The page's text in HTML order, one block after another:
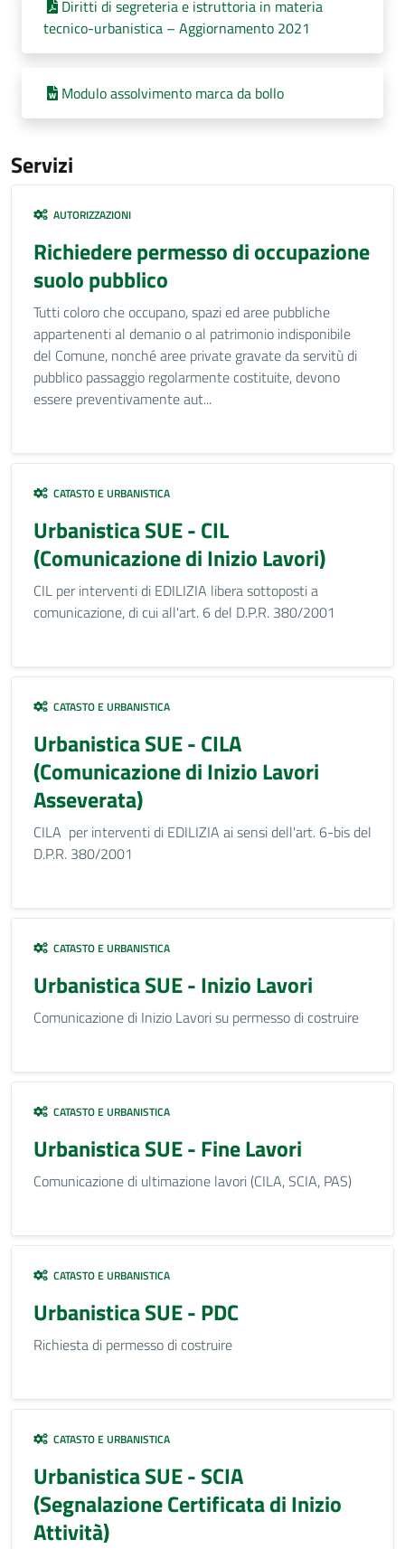
Diritti di segreteria e istruttoria in materia
tecnico-urbanistica – Aggiornamento 2021
Modulo assolvimento marca da bollo
Servizi
AUTORIZZAZIONI
Richiedere permesso di occupazione
suolo pubblico
Tutti coloro che occupano, spazi ed aree pubbliche
appartenenti al demanio o al patrimonio indisponibile
del Comune, nonché aree private gravate da servitù di
pubblico passaggio regolarmente costituite, devono
essere preventivamente aut...
CATASTO E URBANISTICA
Urbanistica SUE - CIL
(Comunicazione di Inizio Lavori)
CIL per interventi di EDILIZIA libera sottoposti a
comunicazione, di cui all'art. 6 del D.P.R. 380/2001
CATASTO E URBANISTICA
Urbanistica SUE - CILA
(Comunicazione di Inizio Lavori
Asseverata)
CILA per interventi di EDILIZIA ai sensi dell'art. 6-bis del
D.P.R. 380/2001
CATASTO E URBANISTICA
Urbanistica SUE - Inizio Lavori
Comunicazione di Inizio Lavori su permesso di costruire
CATASTO E URBANISTICA
Urbanistica SUE - Fine Lavori
Comunicazione di ultimazione lavori (CILA, SCIA, PAS)
CATASTO E URBANISTICA
Urbanistica SUE - PDC
Richiesta di permesso di costruire
CATASTO E URBANISTICA
Urbanistica SUE - SCIA
(Segnalazione Certificata di Inizio
Attività)